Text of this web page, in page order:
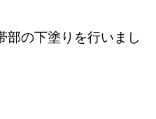
部の下塗りを行いまし